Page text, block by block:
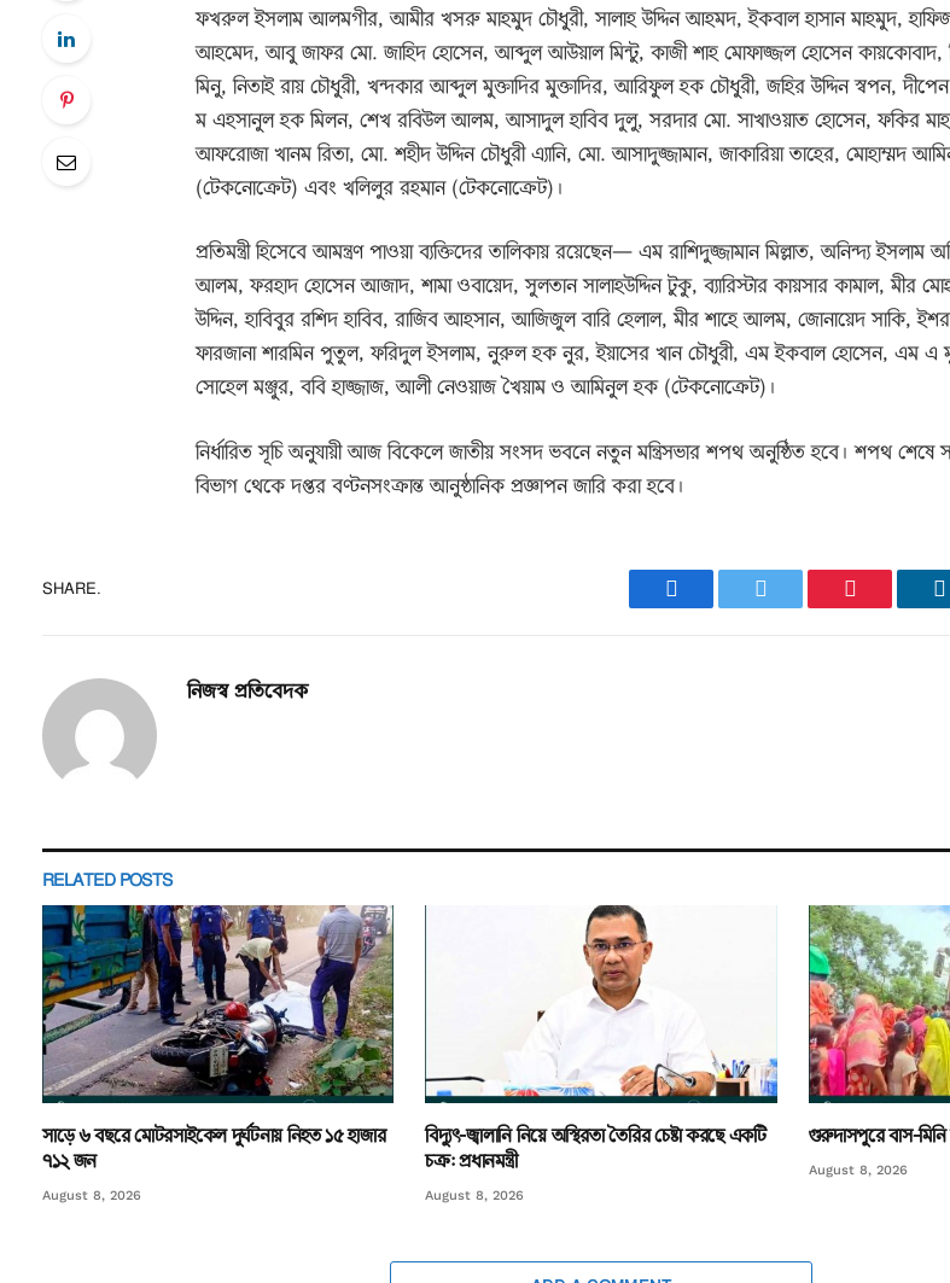
ফখরুল ইসলাম আলমগীর, আমীর খসরু মাহমুদ চৌধুরী, সালাহ উদ্দিন আহমদ, ইকবাল হাসান মাহমুদ, হাফিজ
আহমেদ, আবু জাফর মো. জাহিদ হোসেন, আব্দুল আউয়াল মিন্টু, কাজী শাহ মোফাজ্জল হোসেন কায়কোবাদ,
মিনু, নিতাই রায় চৌধুরী, খন্দকার আব্দুল মুক্তাদির মুক্তাদির, আরিফুল হক চৌধুরী, জহির উদ্দিন স্বপন,
ম এহসানুল হক মিলন, শেখ রবিউল আলম, আসাদুল হাবিব দুলু, সরদার মো. সাখাওয়াত হোসেন, ফকির
আফরোজা খানম রিতা, মো. শহীদ উদ্দিন চৌধুরী এ্যানি, মো. আসাদুজ্জামান, জাকারিয়া তাহের, মোহাম্মদ
(টেকনোক্রেট) এবং খলিলুর রহমান (টেকনোক্রেট)।
প্রতিমন্ত্রী হিসেবে আমন্ত্রণ পাওয়া ব্যক্তিদের তালিকায় রয়েছেন— এম রাশিদুজ্জামান মিল্লাত, অনিন্দ্য
আলম, ফরহাদ হোসেন আজাদ, শামা ওবায়েদ, সুলতান সালাহউদ্দিন টুকু, ব্যারিস্টার কায়সার কামাল, মীর
উদ্দিন, হাবিবুর রশিদ হাবিব, রাজিব আহসান, আজিজুল বারি হেলাল, মীর শাহে আলম, জোনায়েদ সাকি,
ফারজানা শারমিন পুতুল, ফরিদুল ইসলাম, নুরুল হক নুর, ইয়াসের খান চৌধুরী, এম ইকবাল হোসেন, এম এ
সোহেল মঞ্জুর, ববি হাজ্জাজ, আলী নেওয়াজ খৈয়াম ও আমিনুল হক (টেকনোক্রেট)।
নির্ধারিত সূচি অনুযায়ী আজ বিকেলে জাতীয় সংসদ ভবনে নতুন মন্ত্রিসভার শপথ অনুষ্ঠিত হবে। শপথ শেষে
বিভাগ থেকে দপ্তর বণ্টনসংক্রান্ত আনুষ্ঠানিক প্রজ্ঞাপন জারি করা হবে।
SHARE.
FacebookTwitter Pinterest
নিজস্ব প্রতিবেদক
RELATED POSTS
সাড়ে ৬ বছরে মোটরসাইকেল দুর্ঘটনায় নিহত ১৫ হাজার
৭১২ জন
August 8, 2026
বিদ্যুৎ-জ্বালানি নিয়ে অস্থিরতা তৈরির চেষ্টা করছে একটি
চক্র: প্রধানমন্ত্রী
August 8, 2026
গুরুদাসপুরে বাস-
August 8, 2026